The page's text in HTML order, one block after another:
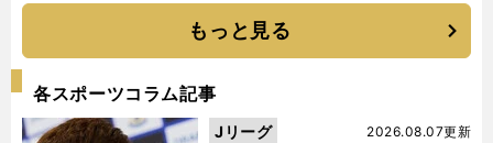
もっと見る
各スポーツコラム記事
2026.08.07更新
Jリーグ